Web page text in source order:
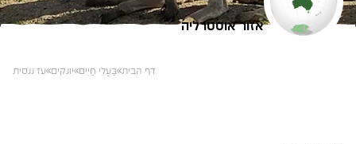
דף הבית בַּעֲלֵי חַיִים יונקים עז ננסית
אזור אוסטרליה